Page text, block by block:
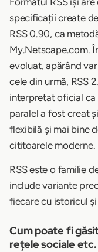
specificații create
RSS 0.90, ca
My.Netscape.com.
evoluat, apărând
cele din urmă, RSS
interpretat oficial ca
paralel a fost creat
flexibilă și mai bine
cititoarele moderne.
RSS este o familie
include variante
fiecare cu istoricul
Cum poate fi
rețele sociale etc.